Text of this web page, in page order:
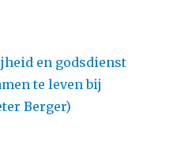
en godsdienst
te leven bij
Berger)